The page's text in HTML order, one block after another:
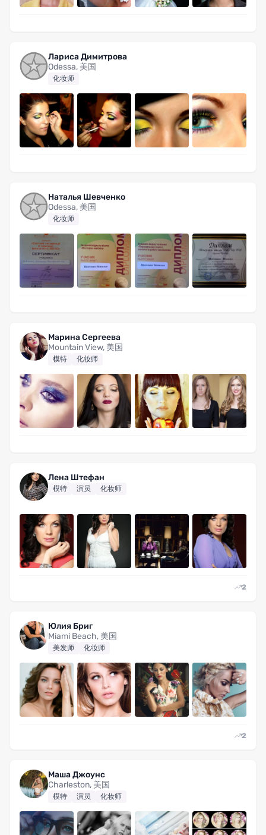
Лариса Димитрова
Odessa, 美国
化妆师
Наталья Шевченко
Odessa, 美国
化妆师
Марина Сергеева
Mountain View, 美国
模特 化妆师
Лена Штефан
模特 演员 化妆师
2
Юлия Бриг
Miami Beach, 美国
美发师 化妆师
2
Маша Джоунс
Charleston, 美国
模特 演员 化妆师